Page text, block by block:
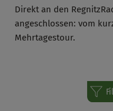
Direkt an den
angeschlossen: vom
Mehrtagestour.